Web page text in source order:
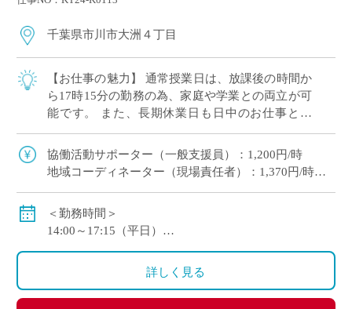
千葉県市川市大洲４丁目
【お仕事の魅力】 通常授業日は、放課後の時間か
ら17時15分の勤務の為、家庭や学業との両立が可
能です。 また、長期休業日も日中のお仕事とな
す。 皆さん、初めて勤務される方が多いの […]
協働活動サポーター（一般支援員）：1,200円/時
地域コーディネーター（現場責任者）：1,370円/時
例：50,400円/月 （1日3時間30分 週3日勤務）
＜勤務時間＞
14:00～17:15（平日）
※シフト制となります
＜休憩時間＞
詳しく見る